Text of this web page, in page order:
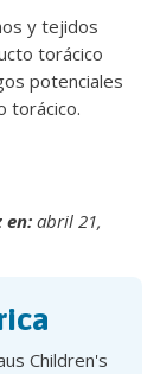
y tejidos
torácico
potenciales
torácico.
en: abril 21,
Children's